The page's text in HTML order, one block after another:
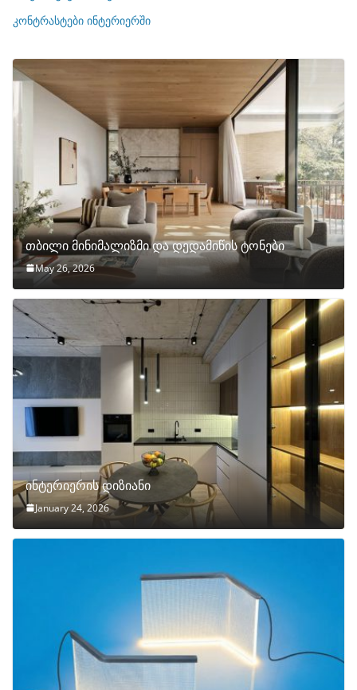
ი
კონტრასტები ინტერიერში
თბილი მინიმალიზმი და დედამიწის ტონები
May 26, 2026
ინტერიერის დიზიანი
January 24, 2026